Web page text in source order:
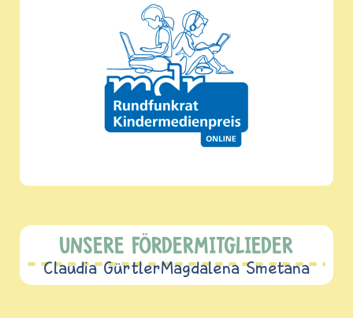
UNSERE FÖRDERMITGLIEDER
Claudia GürtlerMagdalena Smetana